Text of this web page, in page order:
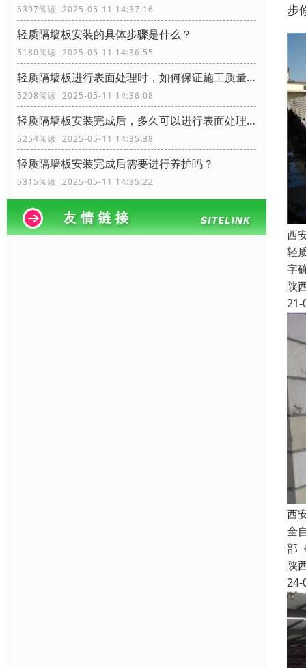
5397阅读 2025-05-11 14:37:16
轻质隔墙板安装的具体步骤是什么？
5180阅读 2025-05-11 14:36:55
轻质隔墙板进行表面处理时，如何保证施工质量？
5208阅读 2025-05-11 14:36:08
轻质隔墙板安装完成后，多久可以进行表面处理？
5254阅读 2025-05-11 14:35:38
轻质隔墙板安装完成后需要进行养护吗？
5315阅读 2025-05-11 14:35:22
步
西
轻
字
陕
21-
西
全
部
陕
24-